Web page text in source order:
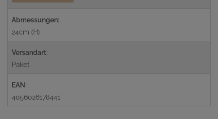
Abmessungen:
24cm (H)
Versandart:
Paket
EAN:
4056026178441